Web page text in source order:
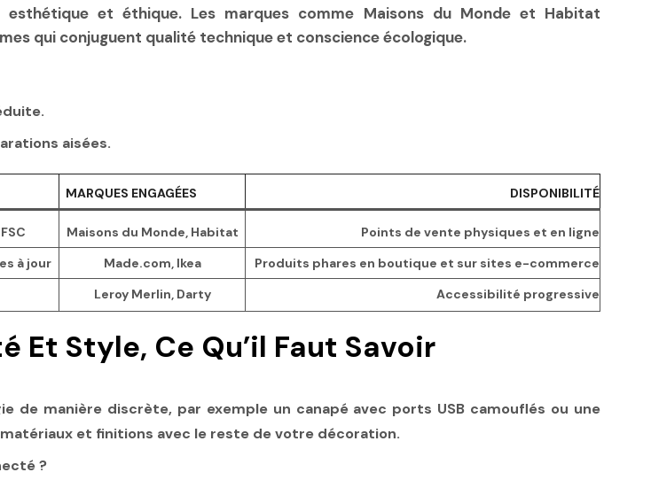
et éthique. Les marques comme Maisons du Monde et Habitat
qui conjuguent qualité technique et conscience écologique.
aisées.
MARQUES ENGAGÉES DISPONIBILITÉ
Maisons du Monde, Habitat
Points de vente physiques et en ligne
à jour Made.com, Ikea
Produits phares en boutique et sur sites e-commerce
Leroy Merlin, Darty Accessibilité progressive
Et Style, Ce Qu’il Faut Savoir
de manière discrète, par exemple un canapé avec ports USB camouflés ou une
et finitions avec le reste de votre décoration.
?